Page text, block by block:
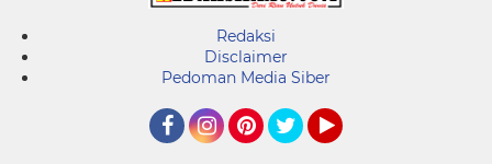
Redaksi
Disclaimer
Pedoman Media Siber